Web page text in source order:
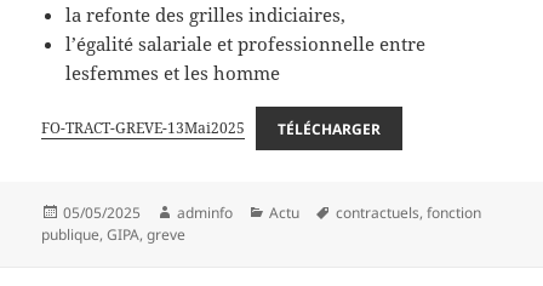
la refonte des grilles indiciaires,
l’égalité salariale et professionnelle entre
lesfemmes et les homme
FO-TRACT-GREVE-13Mai2025 TÉLÉCHARGER
Publié
le
05/05/2025 Auteur
adminfo Catégories
Actu
Mots-
contractuels,fonction
publique,GIPA,greve